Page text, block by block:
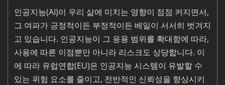
인공지능(AI)이 우리 삶에 미치는 영향이 점점 커지면서,
그 여파가 긍정적이든 부정적이든 베일이 서서히 벗겨지
고 있습니다. 인공지능이 그 응용 범위를 확대함에 따라,
사용에 따른 이점뿐만 아니라 리스크도 상당합니다. 이
에 따라 유럽연합(EU)은 인공지능 시스템이 유발할 수
있는 위험 요소를 줄이고, 전반적인 신뢰성을 향상시키